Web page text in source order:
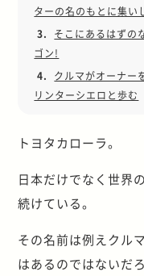
ターの名のもとに集い
3.
そこにあるはずの
ゴン!
4.
クルマがオーナー
リンターシエロと歩む
トヨタカローラ。
日本だけでなく世界
続けている。
その名前は例えクル
はあるのではないだ